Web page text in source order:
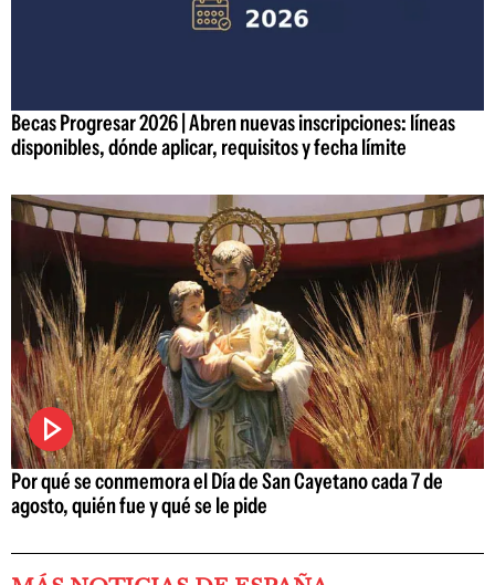
Becas Progresar 2026 | Abren nuevas inscripciones: líneas
disponibles, dónde aplicar, requisitos y fecha límite
Por qué se conmemora el Día de San Cayetano cada 7 de
agosto, quién fue y qué se le pide